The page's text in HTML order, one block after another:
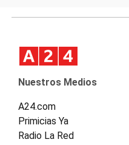
Nuestros Medios
A24.com
Primicias Ya
Radio La Red